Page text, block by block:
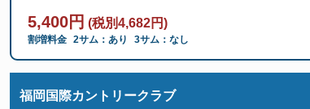
5,400円 (税別4,682円)
割増料金 2サム：あり 3サム：なし
福岡国際カントリークラブ